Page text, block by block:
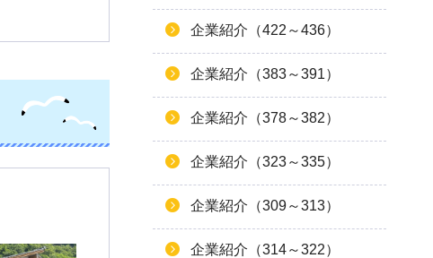
企業紹介（422～436）
企業紹介（383～391）
企業紹介（378～382）
企業紹介（323～335）
企業紹介（309～313）
企業紹介（314～322）